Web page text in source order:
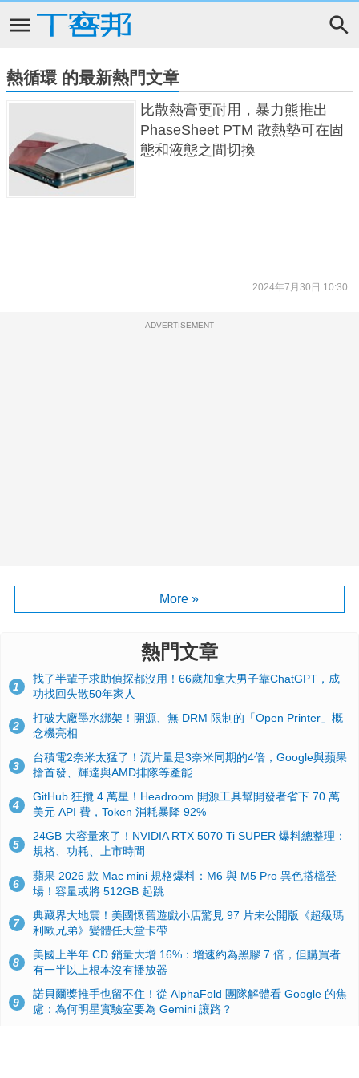
熱循環 的最新熱門文章
比散熱膏更耐用，暴力熊推出
PhaseSheet PTM 散熱墊可在固
態和液態之間切換
2024年7月30日 10:30
ADVERTISEMENT
More »
熱門文章
1
找了半輩子求助偵探都沒用！66歲加拿大男子靠ChatGPT，成
功找回失散50年家人
2
打破大廠墨水綁架！開源、無 DRM 限制的「Open Printer」概
念機亮相
3
台積電2奈米太猛了！流片量是3奈米同期的4倍，Google與蘋果
搶首發、輝達與AMD排隊等產能
4
GitHub 狂攬 4 萬星！Headroom 開源工具幫開發者省下 70 萬
美元 API 費，Token 消耗暴降 92%
5
24GB 大容量來了！NVIDIA RTX 5070 Ti SUPER 爆料總整理：
規格、功耗、上市時間
6
蘋果 2026 款 Mac mini 規格爆料：M6 與 M5 Pro 異色搭檔登
場！容量或將 512GB 起跳
7
典藏界大地震！美國懷舊遊戲小店驚見 97 片未公開版《超級瑪
利歐兄弟》變體任天堂卡帶
8
美國上半年 CD 銷量大增 16%：增速約為黑膠 7 倍，但購買者
有一半以上根本沒有播放器
9
諾貝爾獎推手也留不住！從 AlphaFold 團隊解體看 Google 的焦
慮：為何明星實驗室要為 Gemini 讓路？